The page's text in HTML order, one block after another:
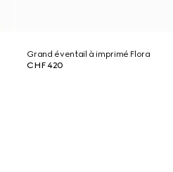
Grand éventail à imprimé Flora
CHF 420